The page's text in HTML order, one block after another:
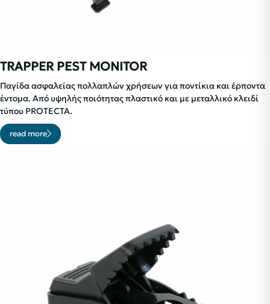
TRAPPER PEST MONITOR
Παγίδα ασφαλείας πολλαπλών χρήσεων για ποντίκια και έρποντα
έντομα. Από υψηλής ποιότητας πλαστικό και με μεταλλικό κλειδί
τύπου PROTECTA.
read more